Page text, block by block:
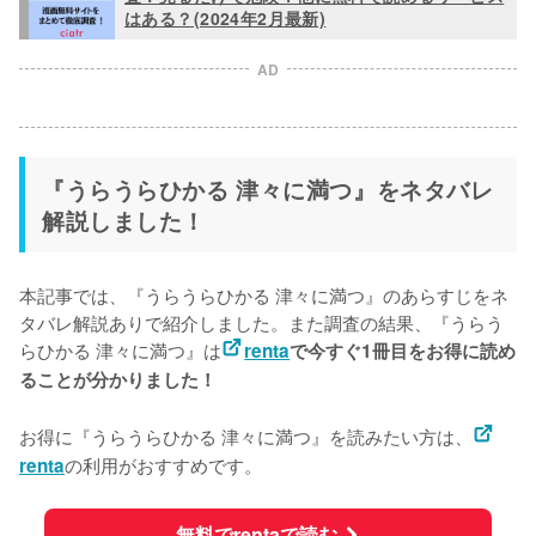
はある？(2024年2月最新)
AD
『うらうらひかる 津々に満つ』をネタバレ
解説しました！
本記事では、『うらうらひかる 津々に満つ』のあらすじをネ
タバレ解説ありで紹介しました。また調査の結果、『うらう
らひかる 津々に満つ』は
rentaで今すぐ1冊目をお得に読め
ることが分かりました！
お得に『うらうらひかる 津々に満つ』を読みたい方は、
rentaの利用がおすすめです。